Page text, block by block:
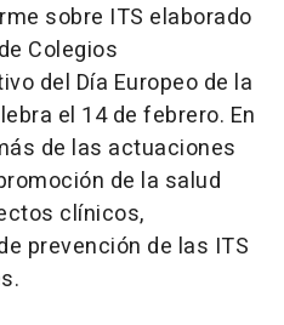
sobre ITS elaborado
Colegios
del Día Europeo de la
el 14 de febrero. En
de las actuaciones
de la salud
clínicos,
prevención de las ITS